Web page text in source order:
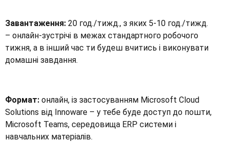
Завантаження: 20 год./тижд., з яких 5-10 год./тижд.
– онлайн-зустрічі в межах стандартного робочого
тижня, а в інший час ти будеш вчитись і виконувати
домашні завдання.
Формат: онлайн, із застосуванням Microsoft Cloud
Solutions від Innoware – у тебе буде доступ до пошти,
Microsoft Teams, середовища ERP системи і
навчальних матеріалів.